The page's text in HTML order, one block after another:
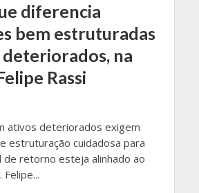
diferencia
bem estruturadas
na
Rassi
ativos deteriorados exigem
estruturação cuidadosa para
de retorno esteja alinhado ao